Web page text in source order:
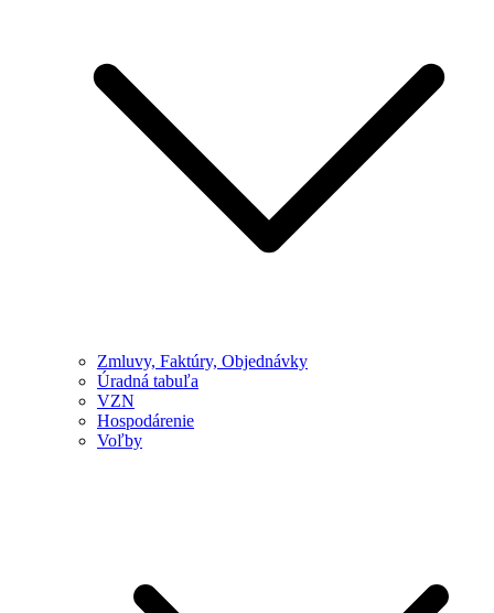
Zmluvy, Faktúry, Objednávky
Úradná tabuľa
VZN
Hospodárenie
Voľby